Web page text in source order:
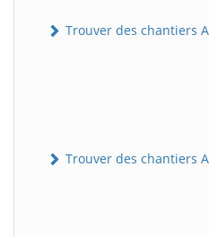
Trouver des chantiers
Trouver des chantiers